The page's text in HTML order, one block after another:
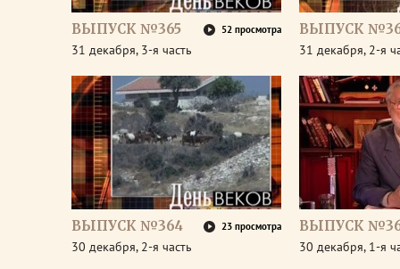
ВЫПУСК №365 52 просмотра
31 декабря, 3-я часть
ВЫПУСК
31 декабря, 2-я
ВЫПУСК №364 23 просмотра
30 декабря, 2-я часть
ВЫПУСК
30 декабря, 1-я